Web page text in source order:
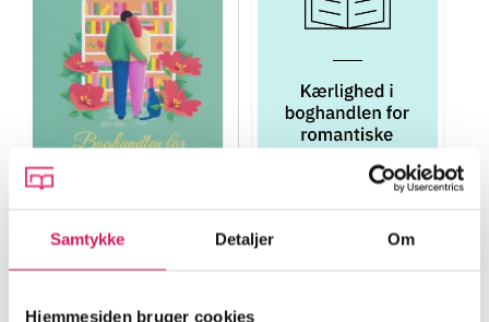
Samtykke Detaljer Om
Hjemmesiden bruger cookies
BEGYND MED DENNE
Del 1 -
Annie Darling
boghandlen for